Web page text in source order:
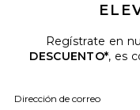
Cuando se suscribe a
privacidad
Regístrate en
DESCUENTO*, es
Dirección de correo